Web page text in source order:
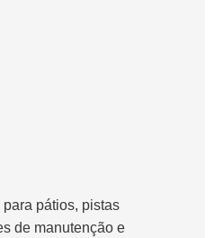
pátios, pistas
de manutenção e